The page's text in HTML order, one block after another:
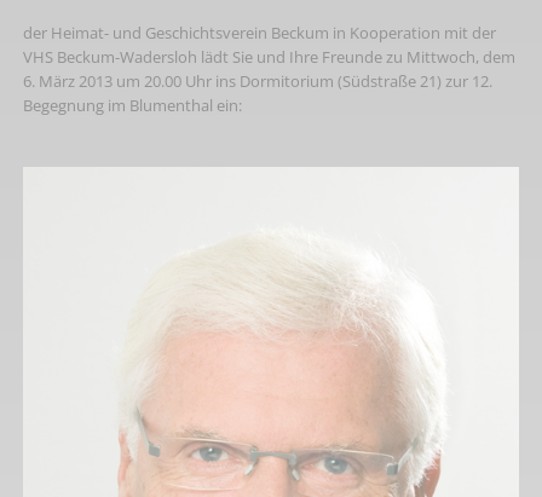
der Heimat- und Geschichtsverein Beckum in Kooperation mit der
VHS Beckum-Wadersloh lädt Sie und Ihre Freunde zu Mittwoch, dem
6. März 2013 um 20.00 Uhr ins Dormitorium (Südstraße 21) zur 12.
Begegnung im Blumenthal ein: